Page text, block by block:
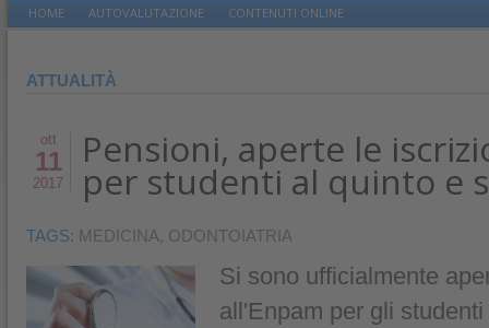
HOME AUTOVALUTAZIONE CONTENUTI ONLINE
ATTUALITÀ
ott
11
2017
Pensioni, aperte le
per studenti al quinto e
TAGS: MEDICINA, ODONTOIATRIA
Si sono ufficialmente
all'Enpam per gli